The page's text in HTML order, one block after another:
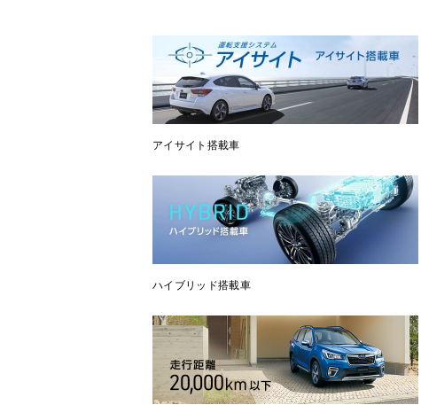
アイサイト搭載車
ハイブリッド搭載車